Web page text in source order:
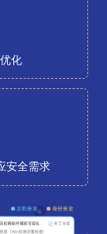
化
安全需求